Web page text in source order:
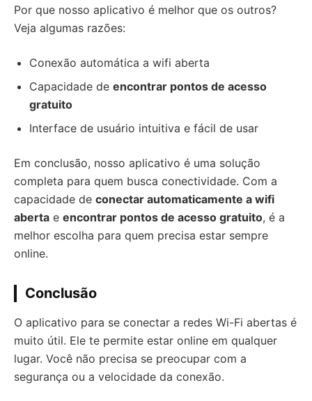
Por que nosso aplicativo é melhor que os outros?
Veja algumas razões:
Conexão automática a wifi aberta
Capacidade de encontrar pontos de acesso
gratuito
Interface de usuário intuitiva e fácil de usar
Em conclusão, nosso aplicativo é uma solução
completa para quem busca conectividade. Com a
capacidade de conectar automaticamente a wifi
aberta e encontrar pontos de acesso gratuito, é a
melhor escolha para quem precisa estar sempre
online.
Conclusão
O aplicativo para se conectar a redes Wi-Fi abertas é
muito útil. Ele te permite estar online em qualquer
lugar. Você não precisa se preocupar com a
segurança ou a velocidade da conexão.